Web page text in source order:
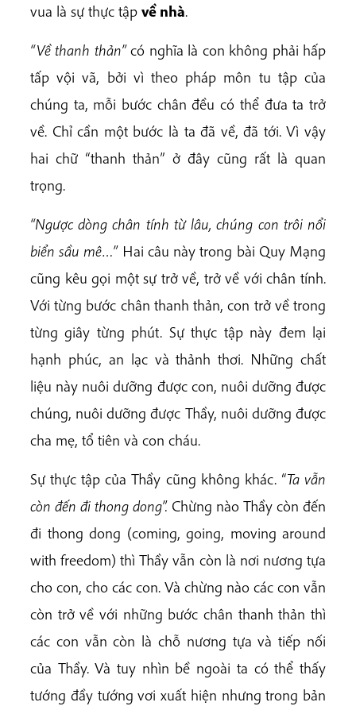
vua là sự thực tập về nhà.
“Về thanh thản”có nghĩa là con không phải hấp
tấp vội vã, bởi vì theo pháp môn tu tập của
chúng ta, mỗi bước chân đều có thể đưa ta trở
về. Chỉ cần một bước là ta đã về, đã tới. Vì vậy
hai chữ “thanh thản” ở đây cũng rất là quan
trọng.
“Ngược dòng chân tính từ lâu, chúng con trôi nổi
biển sầu mê…”Hai câu này trong bài Quy Mạng
cũng kêu gọi một sự trở về, trở về với chân tính.
Với từng bước chân thanh thản, con trở về trong
từng giây từng phút. Sự thực tập này đem lại
hạnh phúc, an lạc và thảnh thơi. Những chất
liệu này nuôi dưỡng được con, nuôi dưỡng được
chúng, nuôi dưỡng được Thầy, nuôi dưỡng được
cha mẹ, tổ tiên và con cháu.
Sự thực tập của Thầy cũng không khác. “Ta vẫn
còn đến đi thong dong”. Chừng nào Thầy còn đến
đi thong dong (coming, going, moving around
with freedom) thì Thầy vẫn còn là nơi nương tựa
cho con, cho các con. Và chừng nào các con vẫn
còn trở về với những bước chân thanh thản thì
các con vẫn còn là chỗ nương tựa và tiếp nối
của Thầy. Và tuy nhìn bề ngoài ta có thể thấy
tướng đầy tướng vơi xuất hiện nhưng trong bản